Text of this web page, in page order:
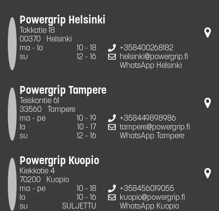
Powergrip Helsinki
Takkatie 18
00370
Helsinki
ma - la
10 - 18
su
12 - 16
+358400268182
helsinki@powergrip.fi
WhatsApp Helsinki
Powergrip Tampere
Teiskontie 61
33560
Tampere
ma - pe
10 - 19
la
10 - 17
su
12 - 16
+358449898986
tampere@powergrip.fi
WhatsApp Tampere
Powergrip Kuopio
Kiekkotie 4
70200
Kuopio
ma - pe
10 - 18
la
10 - 16
su
SULJETTU
+358456019055
kuopio@powergrip.fi
WhatsApp Kuopio